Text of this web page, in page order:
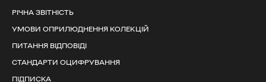
РІЧНА ЗВІТНІСТЬ
УМОВИ ОПРИЛЮДНЕННЯ КОЛЕКЦІЙ
ПИТАННЯ ВІДПОВІДІ
СТАНДАРТИ ОЦИФРУВАННЯ
ПІДПИСКА